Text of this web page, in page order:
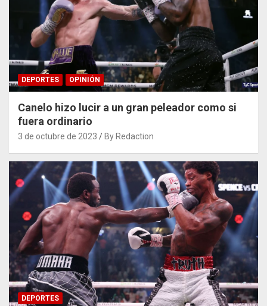
DEPORTES OPINIÓN
Canelo hizo lucir a un gran peleador como si
fuera ordinario
3 de octubre de 2023 By Redaction
DEPORTES